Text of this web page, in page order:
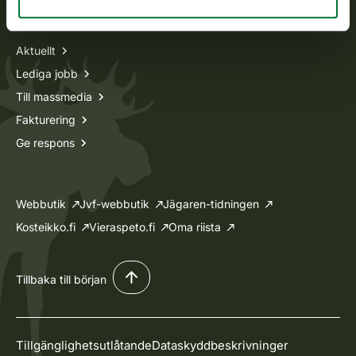
Information om oss
Aktuellt
Lediga jobb
Till massmedia
Fakturering
Ge respons
Webbutik Jvf-webbutik
Jägaren-tidningen
Kosteikko.fi
Vieraspeto.fi Oma riista
Tillbaka till början
TillgänglighetsutlåtandeDataskyddbeskrivninger